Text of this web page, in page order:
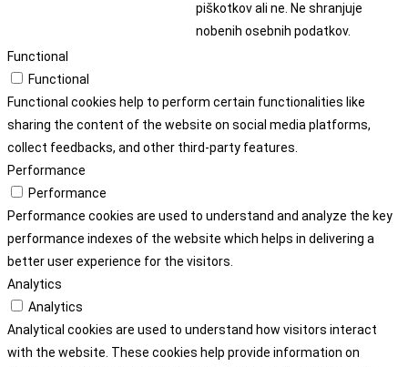
piškotkov ali ne. Ne shranjuje
nobenih osebnih podatkov.
Functional
Functional
Functional cookies help to perform certain functionalities like
sharing the content of the website on social media platforms,
collect feedbacks, and other third-party features.
Performance
Performance
Performance cookies are used to understand and analyze the key
performance indexes of the website which helps in delivering a
better user experience for the visitors.
Analytics
Analytics
Analytical cookies are used to understand how visitors interact
with the website. These cookies help provide information on